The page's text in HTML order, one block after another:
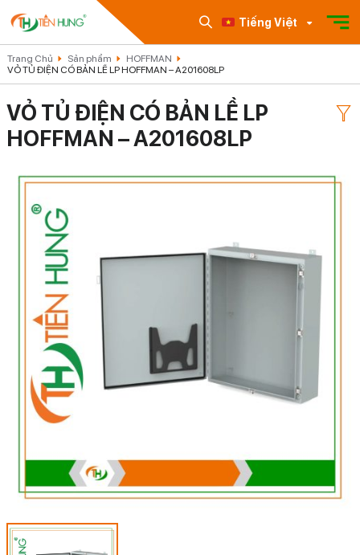
Tiếng Việt
Trang Chủ Sản phẩm
HOFFMAN
VỎ TỦ ĐIỆN CÓ BẢN LỀ LP HOFFMAN – A201608LP
VỎ TỦ ĐIỆN CÓ BẢN LỀ LP
HOFFMAN – A201608LP